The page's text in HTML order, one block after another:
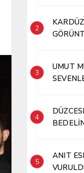
2
3
UMUT
4
5
ANIT